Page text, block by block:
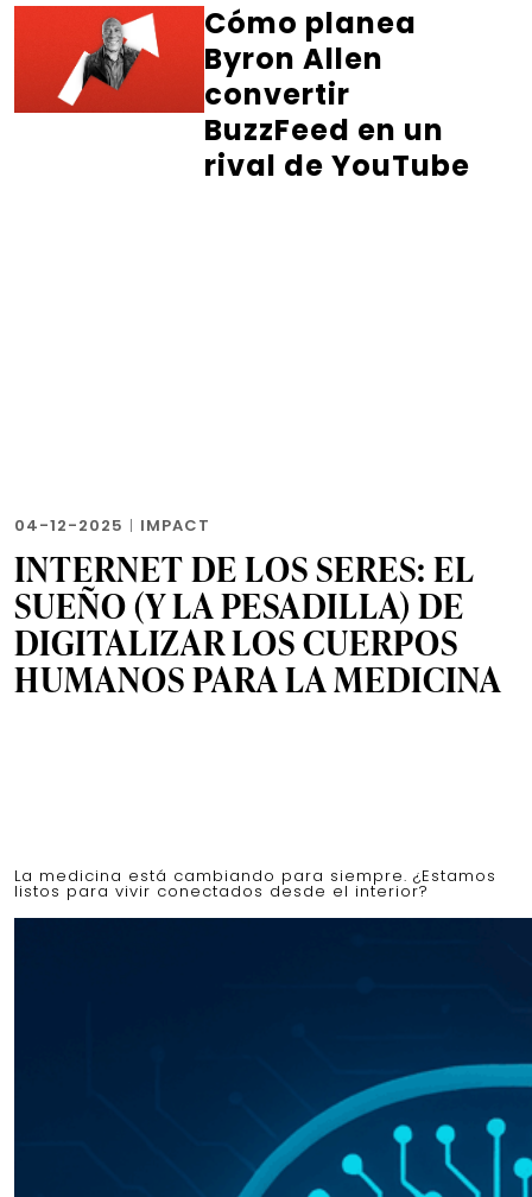
Cómo planea
Byron Allen
convertir
BuzzFeed en un
rival de YouTube
04-12-2025 | IMPACT
INTERNET DE LOS SERES: EL
SUEÑO (Y LA PESADILLA) DE
DIGITALIZAR LOS CUERPOS
HUMANOS PARA LA MEDICINA
La medicina está cambiando para siempre. ¿Estamos
listos para vivir conectados desde el interior?